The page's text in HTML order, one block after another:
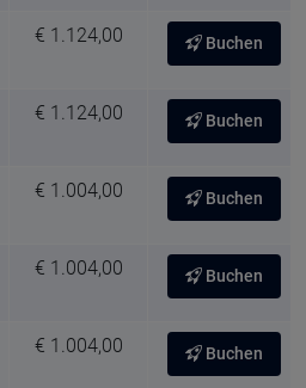
€ 1.124,00 Buchen
€ 1.124,00 Buchen
€ 1.004,00 Buchen
€ 1.004,00 Buchen
€ 1.004,00 Buchen